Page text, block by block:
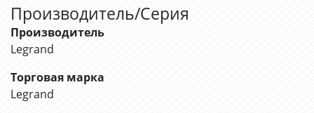
Производитель/Серия
Производитель
Legrand
Торговая марка
Legrand